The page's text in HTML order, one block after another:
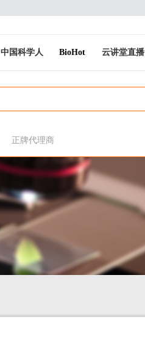
中国科学人 BioHot 云讲堂直播
正牌代理商